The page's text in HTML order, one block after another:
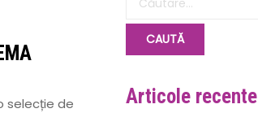
selecție de
Articole recente